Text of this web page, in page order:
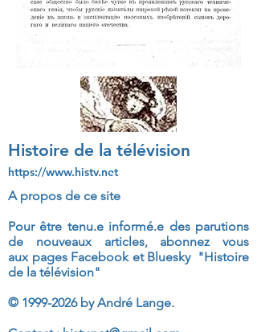
Histoire de la télévision
https://www.histv.net
A propos de ce site
Pour être tenu.e informé.e des parutions
de nouveaux articles, abonnez vous
aux pages Facebook et Bluesky "Histoire
de la télévision"
© 1999-2026by André Lange.